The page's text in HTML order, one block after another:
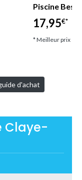
Piscine
17,95€*
* Meilleur prix
d'achat
Claye-